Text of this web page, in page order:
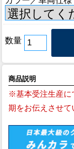
数量
商品説明
※基本受注生産に
期をお伝えさせて